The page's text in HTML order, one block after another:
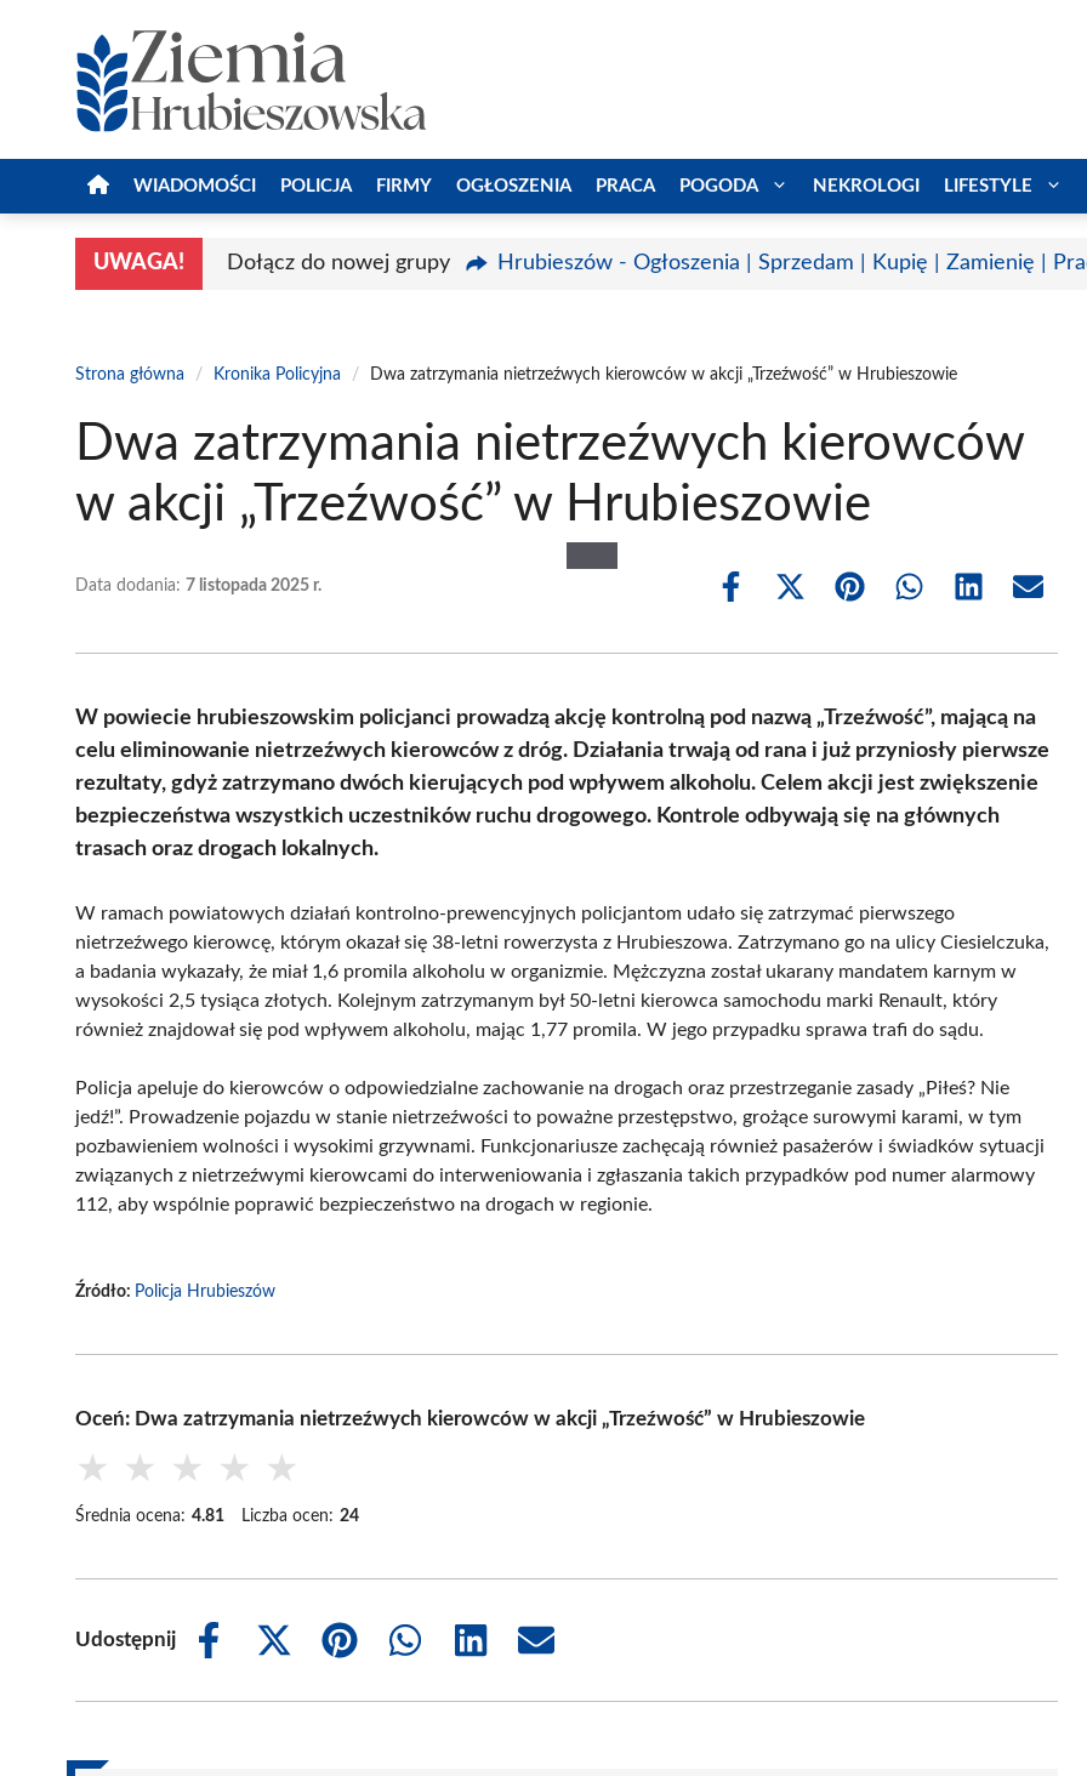
WIADOMOŚCI POLICJA FIRMY OGŁOSZENIA PRACA POGODA NEKROLOGI LIFESTYLE
UWAGA! Dołącz do nowej grupy Hrubieszów - Ogłoszenia | Sprzedam | Kupię | Zamienię |
Strona główna / Kronika Policyjna / Dwa zatrzymania nietrzeźwych kierowców w akcji „Trzeźwość” w Hrubieszowie
Dwa zatrzymania nietrzeźwych kierowców
w akcji „Trzeźwość” w Hrubieszowie
Data dodania: 7 listopada 2025 r.
Share
Share
(Twitter)
Share Share Share Share
W powiecie hrubieszowskim policjanci prowadzą akcję kontrolną pod nazwą „Trzeźwość”, mającą na
celu eliminowanie nietrzeźwych kierowców z dróg. Działania trwają od rana i już przyniosły pierwsze
rezultaty, gdyż zatrzymano dwóch kierujących pod wpływem alkoholu. Celem akcji jest zwiększenie
bezpieczeństwa wszystkich uczestników ruchu drogowego. Kontrole odbywają się na głównych
trasach oraz drogach lokalnych.
W ramach powiatowych działań kontrolno-prewencyjnych policjantom udało się zatrzymać pierwszego
nietrzeźwego kierowcę, którym okazał się 38-letni rowerzysta z Hrubieszowa. Zatrzymano go na ulicy Ciesielczuka,
a badania wykazały, że miał 1,6 promila alkoholu w organizmie. Mężczyzna został ukarany mandatem karnym w
wysokości 2,5 tysiąca złotych. Kolejnym zatrzymanym był 50-letni kierowca samochodu marki Renault, który
również znajdował się pod wpływem alkoholu, mając 1,77 promila. W jego przypadku sprawa trafi do sądu.
Policja apeluje do kierowców o odpowiedzialne zachowanie na drogach oraz przestrzeganie zasady „Piłeś? Nie
jedź!”. Prowadzenie pojazdu w stanie nietrzeźwości to poważne przestępstwo, grożące surowymi karami, w tym
pozbawieniem wolności i wysokimi grzywnami. Funkcjonariusze zachęcają również pasażerów i świadków sytuacji
związanych z nietrzeźwymi kierowcami do interweniowania i zgłaszania takich przypadków pod numer alarmowy
112, aby wspólnie poprawić bezpieczeństwo na drogach w regionie.
Źródło: Policja Hrubieszów
Oceń: Dwa zatrzymania nietrzeźwych kierowców w akcji „Trzeźwość” w Hrubieszowie
★ ★ ★ ★ ★
Średnia ocena: 4.81 Liczba ocen: 24
Udostępnij
Share
Share
(Twitter)
Share
Share
Share
Share